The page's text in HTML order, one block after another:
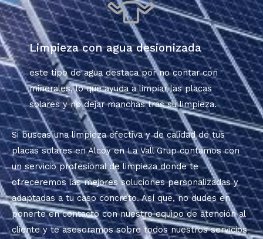
Limpieza con agua desionizada
este tipo de agua destaca por no contar con
minerales, lo que ayuda a limpiar las placas
solares y no dejar manchas tras su limpieza.
Si buscas una limpieza efectiva y de calidad de tus
placas solares en Alcoy enLa VallGrup contamos con
un servicio profesional de limpieza donde te
ofreceremos las mejores soluciones personalizadas y
adaptadas a tu caso concreto. Así que, no dudes en
ponerte en contacto con nuestro equipo de atención al
cliente y te asesoramos sobre todos nuestros servicios